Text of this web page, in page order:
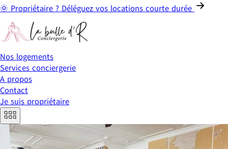
🌞 Propriétaire ? Déléguez vos locations courte durée
Nos logements
Services conciergerie
A propos
Contact
Je suis propriétaire